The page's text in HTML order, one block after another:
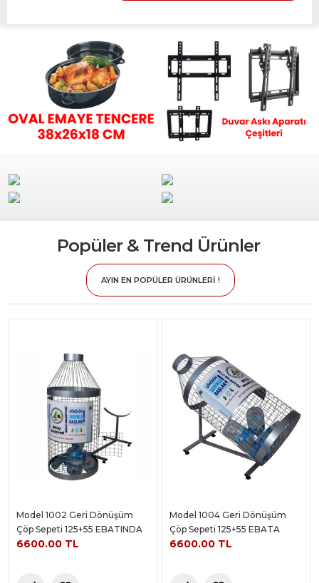
Popüler & Trend Ürünler
AYIN EN POPÜLER ÜRÜNLERİ !
Model 1002 Geri Dönüşüm
Çöp Sepeti 125+55 EBATINDA
6600.00 TL
Model 1004 Geri Dönüşüm
Çöp Sepeti 125+55 EBATA
6600.00 TL